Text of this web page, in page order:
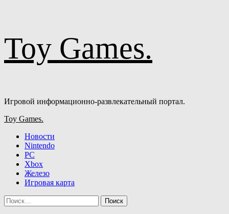
к
содержимому
Toy Games.
Игровой информационно-развлекательный портал.
Основное
Toy Games.
Новости
Nintendo
PC
Xbox
Железо
Игровая карта
Найти: